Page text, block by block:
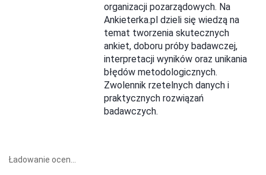
organizacji pozarządowych. Na
Ankieterka.pl dzieli się wiedzą na
temat tworzenia skutecznych
ankiet, doboru próby badawczej,
interpretacji wyników oraz unikania
błędów metodologicznych.
Zwolennik rzetelnych danych i
praktycznych rozwiązań
badawczych.
Ładowanie ocen...